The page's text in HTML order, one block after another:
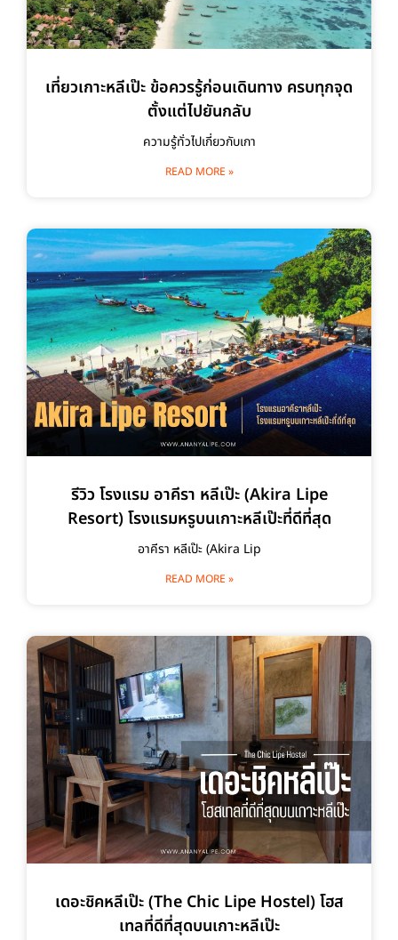
เที่ยวเกาะหลีเป๊ะ ข้อควรรู้ก่อนเดินทาง ครบทุกจุด
ตั้งแต่ไปยันกลับ
ความรู้ทั่วไปเกี่ยวกับเกา
READ MORE »
รีวิว โรงแรม อาคีรา หลีเป๊ะ (Akira Lipe
Resort) โรงแรมหรูบนเกาะหลีเป๊ะที่ดีที่สุด
อาคีรา หลีเป๊ะ (Akira Lip
READ MORE »
เดอะชิคหลีเป๊ะ (The Chic Lipe Hostel) โฮส
เทลที่ดีที่สุดบนเกาะหลีเป๊ะ